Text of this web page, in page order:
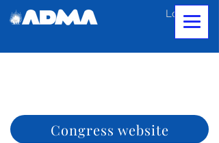
Log In
Congress website